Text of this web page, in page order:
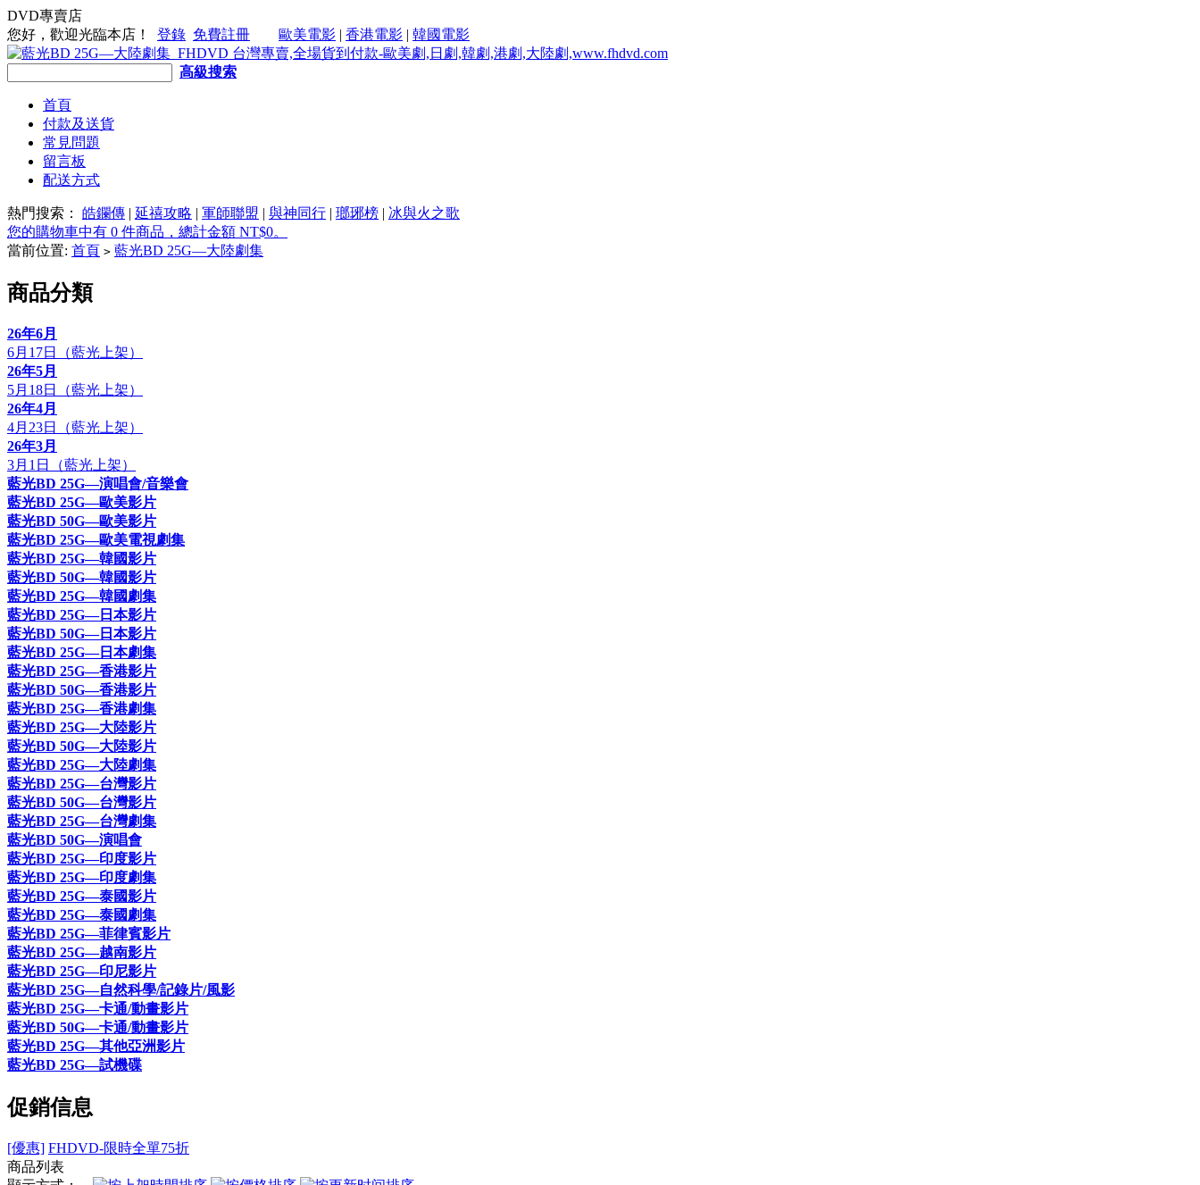
DVD專賣店
您好，歡迎光臨本店！
登錄 免費註冊 歐美電影 | 香港電影 | 韓國電影
高級搜索
首頁
付款及送貨
常見問題
留言板
配送方式
熱門搜索： 皓鑭傳 | 延禧攻略 | 軍師聯盟 | 與神同行 | 瑯琊榜 | 冰與火之歌
您的購物車中有 0 件商品，總計金額 NT$0。
當前位置: 首頁 > 藍光BD 25G—大陸劇集
商品分類
26年6月
6月17日（藍光上架）
26年5月
5月18日（藍光上架）
26年4月
4月23日（藍光上架）
26年3月
3月1日（藍光上架）
藍光BD 25G—演唱會/音樂會
藍光BD 25G—歐美影片
藍光BD 50G—歐美影片
藍光BD 25G—歐美電視劇集
藍光BD 25G—韓國影片
藍光BD 50G—韓國影片
藍光BD 25G—韓國劇集
藍光BD 25G—日本影片
藍光BD 50G—日本影片
藍光BD 25G—日本劇集
藍光BD 25G—香港影片
藍光BD 50G—香港影片
藍光BD 25G—香港劇集
藍光BD 25G—大陸影片
藍光BD 50G—大陸影片
藍光BD 25G—大陸劇集
藍光BD 25G—台灣影片
藍光BD 50G—台灣影片
藍光BD 25G—台灣劇集
藍光BD 50G—演唱會
藍光BD 25G—印度影片
藍光BD 25G—印度劇集
藍光BD 25G—泰國影片
藍光BD 25G—泰國劇集
藍光BD 25G—菲律賓影片
藍光BD 25G—越南影片
藍光BD 25G—印尼影片
藍光BD 25G—自然科學/記錄片/風影
藍光BD 25G—卡通/動畫影片
藍光BD 50G—卡通/動畫影片
藍光BD 25G—其他亞洲影片
藍光BD 25G—試機碟
促銷信息
[優惠] FHDVD-限時全單75折
商品列表